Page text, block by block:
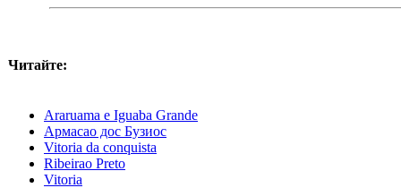
Читайте:
Araruama e Iguaba Grande
Армасао дос Бузиос
Vitoria da conquista
Ribeirao Preto
Vitoria